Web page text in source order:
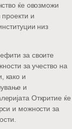
ќе овозможи
и
низ
за своите
за учество на
како и
и
Откритие ќе
и можности за